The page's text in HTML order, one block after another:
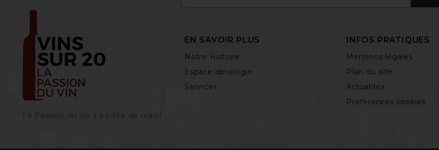
La Passion du vin à portée de main‎!
EN SAVOIR PLUS
Notre Histoire
Espace œnologie
Services
INFOS PRATIQUES
Mentions légales
Plan du site
Actualités
Préférences cookies